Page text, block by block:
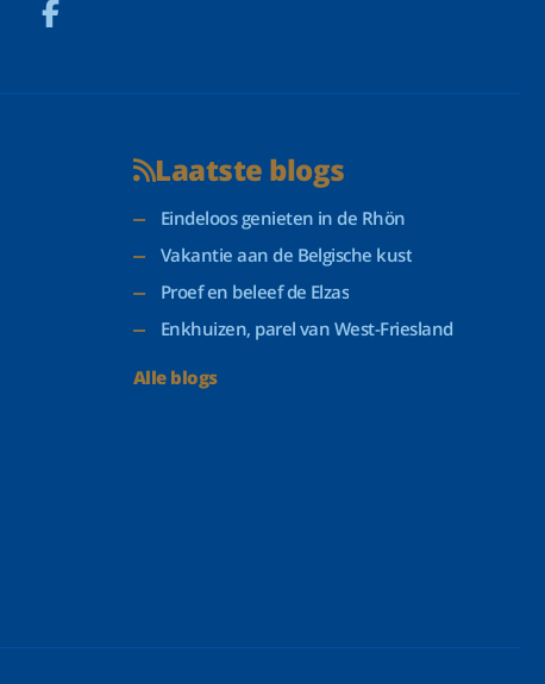
Laatste blogs
Eindeloos genieten in de Rhön
Vakantie aan de Belgische kust
Proef en beleef de Elzas
Enkhuizen, parel van West-Friesland
Alle blogs